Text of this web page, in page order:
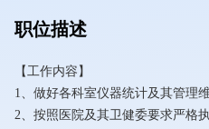
职位描述
【工作内容】
1、做好各科室仪器统计及其管理
2、按照医院及其卫健委要求严格